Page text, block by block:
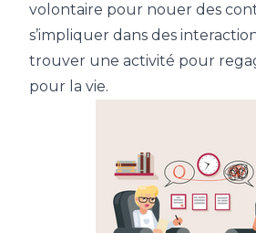
volontaire pour nouer des
s’impliquer dans des
trouver une activité pour
pour la vie.